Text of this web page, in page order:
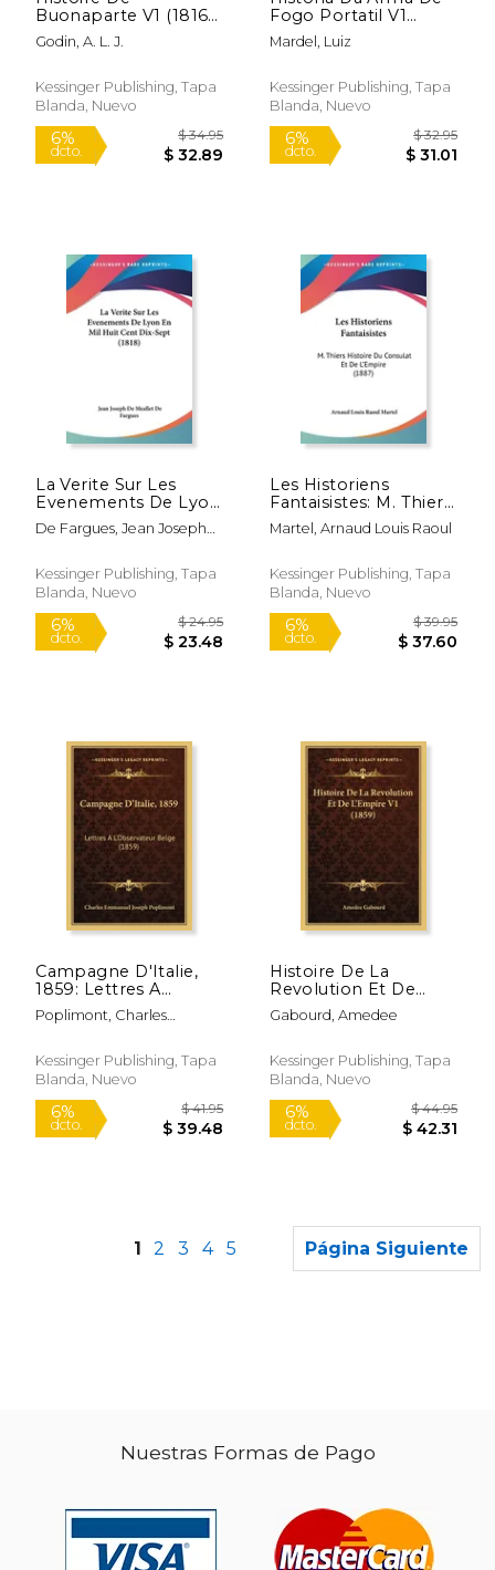
$ 26.31 dcto.
6% 6%
Buonaparte V1 (1816)
(en Francés)
Godin, A. L. J.
Kessinger Publishing, Tapa
Blanda, Nuevo
Fogo Portatil V1
(1887)
Mardel, Luiz
Kessinger Publishing, Tapa
Blanda, Nuevo
La Verite Sur Les
Evenements De Lyon
En Mil Huit Cent Dix-
Sept (1818) (en
De Fargues, Jean Joseph
Kessinger Publishing, Tapa
Blanda, Nuevo
Les Historiens
Fantaisistes: M. Thiers
Histoire Du Consulat
Et De L'Empire (1887)
Martel, Arnaud Louis Raoul
Kessinger Publishing, Tapa
Blanda, Nuevo
Campagne D'Italie,
1859: Lettres A
L'Observateur Belge
(1859) (en Francés)
Poplimont, Charles
Kessinger Publishing, Tapa
Blanda, Nuevo
Histoire De La
Revolution Et De
L'Empire V1 (1859)
(en Francés)
Gabourd, Amedee
Kessinger Publishing, Tapa
Blanda, Nuevo
1 2 3 4 5 Página Siguiente
Nuestras Formas de Pago